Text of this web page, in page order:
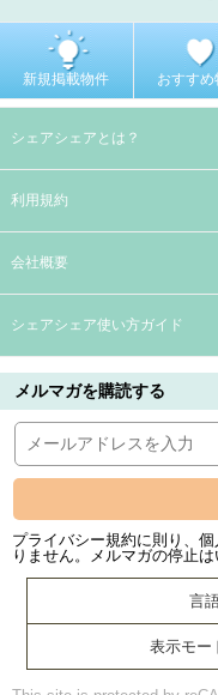
新規掲載物件 おすすめ
シェアシェアとは？
利用規約
会社概要
シェアシェア使い方ガイド
メルマガを購読する
プライバシー規約に則り、
りません。メルマガの停止は
言
表示モー